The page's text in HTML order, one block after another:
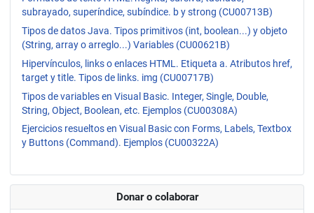
subrayado, superíndice, subíndice. b y strong (CU00713B)
Tipos de datos Java. Tipos primitivos (int, boolean...) y objeto
(String, array o arreglo...) Variables (CU00621B)
Hipervínculos, links o enlaces HTML. Etiqueta a. Atributos href,
target y title. Tipos de links. img (CU00717B)
Tipos de variables en Visual Basic. Integer, Single, Double,
String, Object, Boolean, etc. Ejemplos (CU00308A)
Ejercicios resueltos en Visual Basic con Forms, Labels, Textbox
y Buttons (Command). Ejemplos (CU00322A)
Donar o colaborar